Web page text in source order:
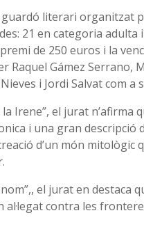
guardó literari organitzat
21 en categoria
de 250 euros i la
Raquel Gámez Serrano,
i Jordi Salvat com a
Irene”, el jurat n’afirma
i una gran descripció
d’un món mitològic
el jurat en destaca
contra les